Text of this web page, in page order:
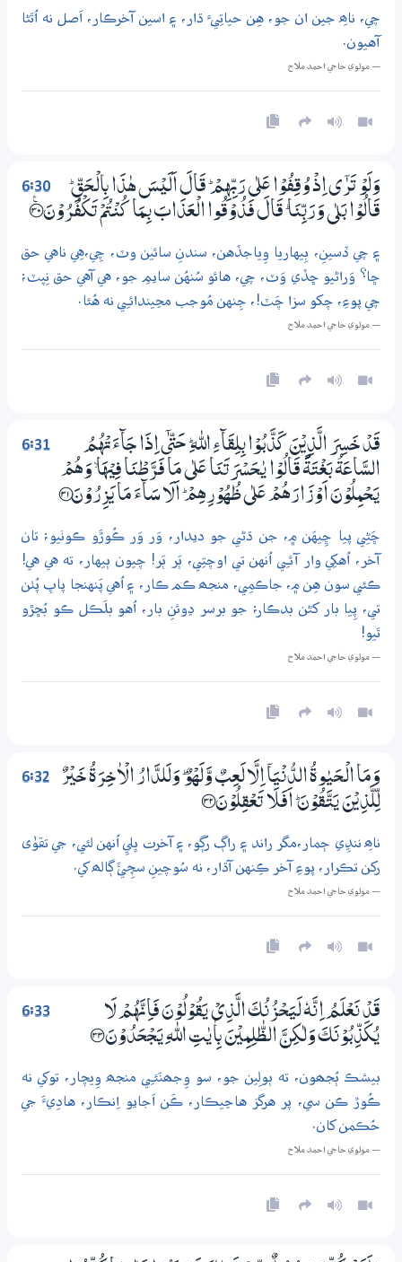
چي، ناھِ جين ان جو، هِن حياتِيء ڌار، ۽ اسين آخرڪار، اَصل نه اُٿڻا
آهيون.
— مولوي حاجي احمد ملاح
6:30
وَلَوْ تَرٰٓي اِذْ وُقِفُوْا عَلٰي رَبِّهِمْ ۭ قَالَ اَلَيْسَ هٰذَا بِالْـحَقِّ ۭ
قَالُوْا بَلٰى وَرَبِّنَا ۭ قَالَ فَذُوْقُوا الْعَذَابَ بِـمَا كُنْتُمْ تَكْفُرُوْنَ ؀ۧ30
۽ چي ڏسينِ، بِيهاريا وِياجڏهن، سندنِ سائين وٽ، چِي،هِي ناهي حق
ڇا؟ وَراڻيو ڇڏي وَٽ، چي، هائو سُنهُن سايمِ جو، هي آهي حق نِپٽ؛
چي پوءِ، چکو سزا چَٽ!، جِنهن مُوجب مڃيندائـِي نه هُئا.
— مولوي حاجي احمد ملاح
6:31
قَدْ خَسِرَ الَّذِيْنَ كَذَّبُوْا بِلِقَاۗءِ اللّٰهِ ۭ ﱑ اِذَا جَاۗءَتْهُمُ
السَّاعَةُ بَغْتَةً قَالُوْا يٰـحَسْرَتَنَا عَلٰي مَا فَرَّطْنَا فِيْهَا ۙ وَهُمْ
يَـحْمِلُوْنَ اَوْزَارَهُمْ عَلٰي ظُهُوْرِهِمْ ۭ اَلَا سَاۗءَ مَا يَزِرُوْنَ ؀31
ڇَڻِي پيا ڇِيهَن ۾، جن ڌڻي جو ديدار، وَر وَر ڪُوڙَو ڪوٺيو؛ تان
آخر، اُهکِي وار آئـِي اُنهن تي اوچتِي، ٻَر ٻَر! چيون ٻيهار، ته هي هي!
ڪئي سون هِن ۾، جاڪمِي، منجھ ڪم ڪار، ۽ اُهي پَنهنجا پاپ پُٺن
تي، پِيا بار کڻن بدڪار؛ جو برسر ڍوئنِ بار، اُهو بلَڪل ڪو بُڇڙو
ٿيو!
— مولوي حاجي احمد ملاح
6:32
وَمَا الْـحَيٰوةُ الدُّنْيَآ اِلَّا لَعِبٌ وَّلَهْوٌ ۭ وَلَلدَّارُ الْاٰخِرَةُ خَيْرٌ
لِّلَّذِيْنَ يَتَّقُوْنَ ۭ اَفَلَا تَعْقِلُوْنَ ؀32
ناھِ ننڍِي ڄمار،مگر راند ۽ راڳ رُڳو، ۽ آخرت ڀليِ اُنهن لئي، جي تقوٰى
رکن تڪرار، پوءِ آخر ڪِنهن آڌار، نه سُوچينِ سچِئَ ڳالھ کي.
— مولوي حاجي احمد ملاح
6:33
قَدْ نَعْلَمُ اِنَّهٗ لَيَحْزُنُكَ الَّذِيْ يَقُوْلُوْنَ فَاِنَّهُمْ لَا
يُكَذِّبُوْنَكَ وَلٰكِنَّ الظّٰلِمِيْنَ بِاٰيٰتِ اللّٰهِ يَـجْحَدُوْنَ ؀33
بيشڪ ٻُجھون، ته ٻولِين جو، سو وِجھنَئـِي منجھ وِيچار، توکي نه
ڪُوڙ ڪن سي، پر هرگز هاڃيڪار، ڪَن اَجايو اِنڪار، هادِيءَ جي
حُڪمن کان.
— مولوي حاجي احمد ملاح